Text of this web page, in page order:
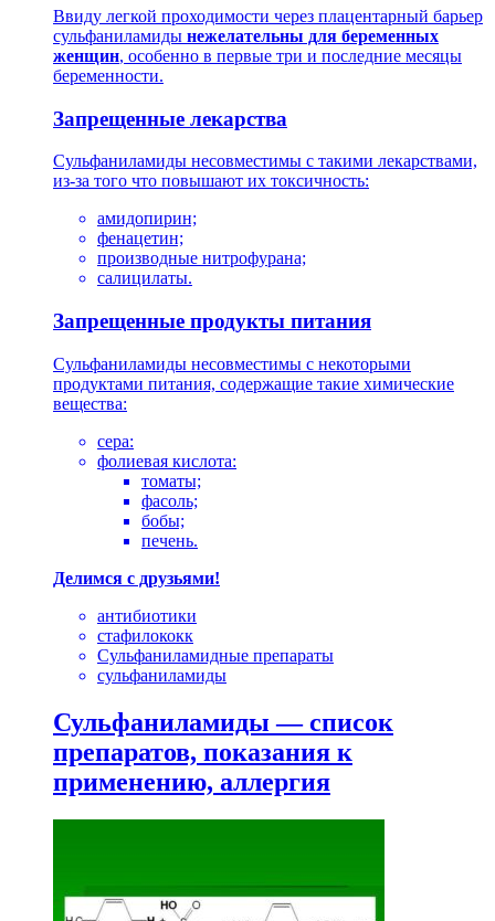
Ввиду легкой проходимости через плацентарный барьер
сульфаниламиды нежелательны для беременных
женщин, особенно в первые три и последние месяцы
беременности.
Запрещенные лекарства
Сульфаниламиды несовместимы с такими лекарствами,
из-за того что повышают их токсичность:
амидопирин;
фенацетин;
производные нитрофурана;
салицилаты.
Запрещенные продукты питания
Сульфаниламиды несовместимы с некоторыми
продуктами питания, содержащие такие химические
вещества:
сера:
фолиевая кислота:
томаты;
фасоль;
бобы;
печень.
Делимся с друзьями!
антибиотики
стафилококк
Сульфаниламидные препараты
сульфаниламиды
Сульфаниламиды — список
препаратов, показания к
применению, аллергия